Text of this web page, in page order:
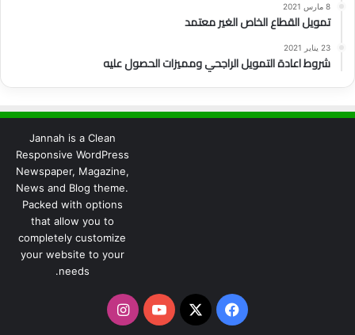
8 مارس 2021
تمويل القطاع الخاص الغير معتمد
23 يناير 2021
شروط اعادة التمويل الراجحي ومميزات الحصول عليه
Jannah is a Clean
Responsive WordPress
Newspaper, Magazine,
News and Blog theme.
Packed with options
that allow you to
completely customize
your website to your
needs.
فيسبوك
‫X
‫YouTubeانستقرام